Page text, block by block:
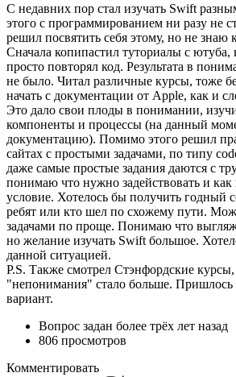
C недавних пор стал изучать Swift
этого с программированием ни разу не
решил посвятить себя этому, но не знаю
Сначала копипастил туториалы с
просто повторял код. Результата в
не было. Читал различные курсы, тоже
начать с документации от Apple, как и
Это дало свои плоды в понимании,
компоненты и процессы (на данный
документацию). Помимо этого решил
сайтах с простыми задачами, по типу
даже самые простые задания даются с
понимаю что нужно задействовать и как
условие. Хотелось бы получить годный
ребят или кто шел по схожему пути.
задачами по проще. Понимаю что
но желание изучать Swift большое.
данной ситуацией.
P.S. Также смотрел Стэнфордские
"непонимания" стало больше. Пришлось
вариант.
Вопрос задан более трёх лет назад
806 просмотров
Комментировать